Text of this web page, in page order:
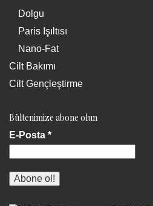
Dolgu
Paris Işıltısı
Nano-Fat
Cilt Bakımı
Cilt Gençleştirme
Bültenimize abone olun
E-Posta *